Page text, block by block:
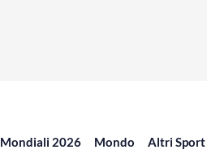
Mondiali 2026 Mondo Altri Sport